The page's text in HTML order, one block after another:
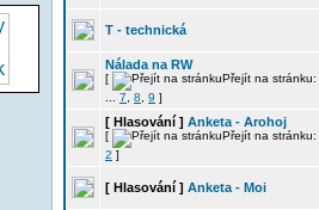
T - technická
Nálada na RW
[
Přejít na stránku:
7 8 9 ]
[ Hlasování ] Anketa - Arohoj
[
Přejít na stránku:
2 ]
[ Hlasování ] Anketa - Moi